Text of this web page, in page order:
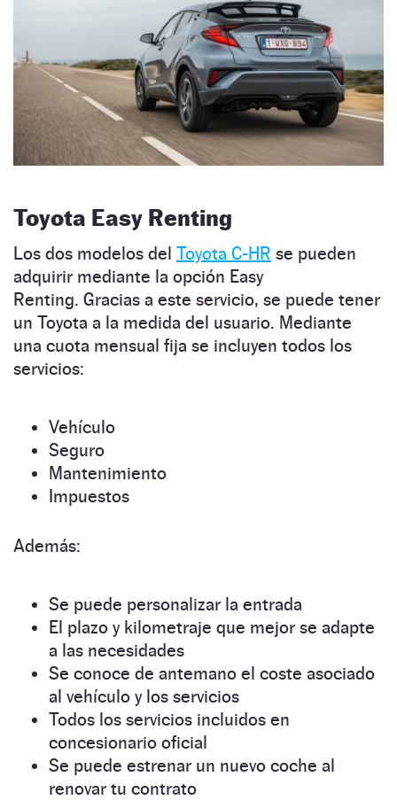
Toyota Easy Renting
Los dos modelos del Toyota C-HR se pueden
adquirir mediante la opción Easy
Renting. Gracias a este servicio, se puede tener
un Toyota a la medida del usuario. Mediante
una cuota mensual fija se incluyen todos los
servicios:
Vehículo
Seguro
Mantenimiento
Impuestos
Además:
Se puede personalizar la entrada
El plazo y kilometraje que mejor se adapte
a las necesidades
Se conoce de antemano el coste asociado
al vehículo y los servicios
Todos los servicios incluidos en
concesionario oficial
Se puede estrenar un nuevo coche al
renovar tu contrato